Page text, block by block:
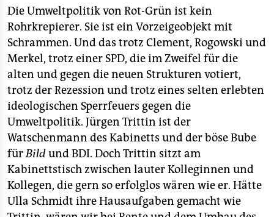
Die Umweltpolitik von Rot-Grün ist kein
Rohrkrepierer. Sie ist ein Vorzeigeobjekt mit
Schrammen. Und das trotz Clement, Rogowski und
Merkel, trotz einer SPD, die im Zweifel für die
alten und gegen die neuen Strukturen votiert,
trotz der Rezession und trotz eines selten erlebten
ideologischen Sperrfeuers gegen die
Umweltpolitik. Jürgen Trittin ist der
Watschenmann des Kabinetts und der böse Bube
fürBildund BDI. Doch Trittin sitzt am
Kabinettstisch zwischen lauter Kolleginnen und
Kollegen, die gern so erfolglos wären wie er. Hätte
Ulla Schmidt ihre Hausaufgaben gemacht wie